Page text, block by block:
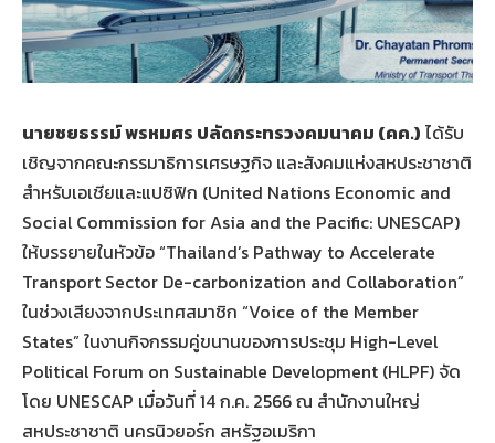
นายชยธรรม์ พรหมศร ปลัดกระทรวงคมนาคม (คค.) ได้รับ
เชิญจากคณะกรรมาธิการเศรษฐกิจ และสังคมแห่งสหประชาชาติ
สำหรับเอเชียและแปซิฟิก (United Nations Economic and
Social Commission for Asia and the Pacific: UNESCAP)
ให้บรรยายในหัวข้อ “Thailand’s Pathway to Accelerate
Transport Sector De-carbonization and Collaboration”
ในช่วงเสียงจากประเทศสมาชิก “Voice of the Member
States” ในงานกิจกรรมคู่ขนานของการประชุม High-Level
Political Forum on Sustainable Development (HLPF) จัด
โดย UNESCAP เมื่อวันที่ 14 ก.ค. 2566 ณ สำนักงานใหญ่
สหประชาชาติ นครนิวยอร์ก สหรัฐอเมริกา